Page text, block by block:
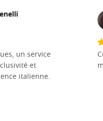
un service
et
italienne.